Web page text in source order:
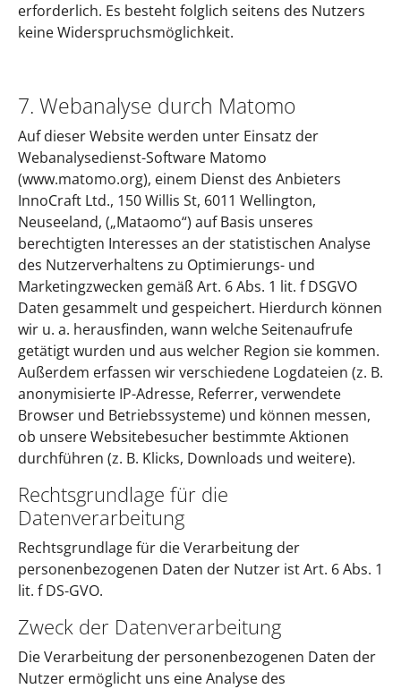
erforderlich. Es besteht folglich seitens des Nutzers
keine Widerspruchsmöglichkeit.
7. Webanalyse durch Matomo
Auf dieser Website werden unter Einsatz der
Webanalysedienst-Software Matomo
(www.matomo.org), einem Dienst des Anbieters
InnoCraft Ltd., 150 Willis St, 6011 Wellington,
Neuseeland, („Mataomo“) auf Basis unseres
berechtigten Interesses an der statistischen Analyse
des Nutzerverhaltens zu Optimierungs- und
Marketingzwecken gemäß Art. 6 Abs. 1 lit. f DSGVO
Daten gesammelt und gespeichert. Hierdurch können
wir u. a. herausfinden, wann welche Seitenaufrufe
getätigt wurden und aus welcher Region sie kommen.
Außerdem erfassen wir verschiedene Logdateien (z. B.
anonymisierte IP-Adresse, Referrer, verwendete
Browser und Betriebssysteme) und können messen,
ob unsere Websitebesucher bestimmte Aktionen
durchführen (z. B. Klicks, Downloads und weitere).
Rechtsgrundlage für die
Datenverarbeitung
Rechtsgrundlage für die Verarbeitung der
personenbezogenen Daten der Nutzer ist Art. 6 Abs. 1
lit. f DS-GVO.
Zweck der Datenverarbeitung
Die Verarbeitung der personenbezogenen Daten der
Nutzer ermöglicht uns eine Analyse des